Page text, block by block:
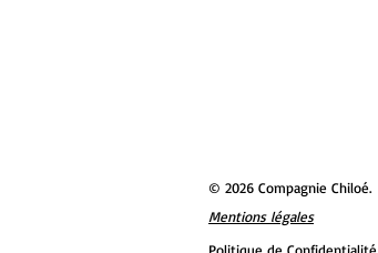
© 2026 Compagnie Chiloé.
Mentions légales